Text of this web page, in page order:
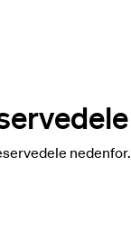
nedenfor.